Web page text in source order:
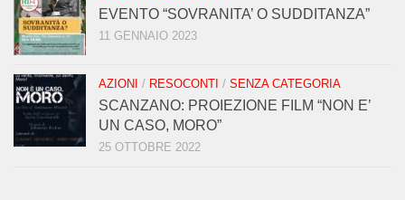
EVENTO “SOVRANITA’ O SUDDITANZA”
11 GENNAIO 2023
AZIONI / RESOCONTI / SENZA CATEGORIA
SCANZANO: PROIEZIONE FILM “NON E’
UN CASO, MORO”
25 OTTOBRE 2022